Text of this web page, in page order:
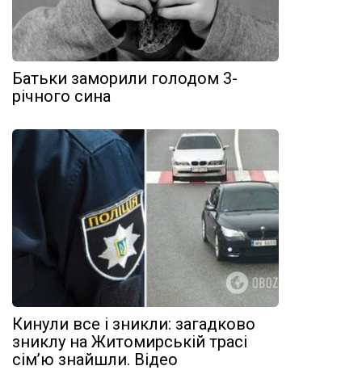
Батьки заморили голодом 3-
річного сина
Кинули все і зникли: загадково
зниклу на Житомирській трасі
сім’ю знайшли. Відео